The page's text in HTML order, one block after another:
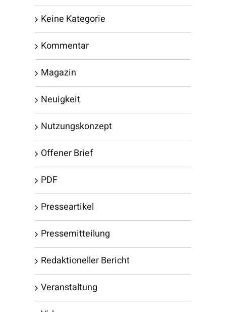
Keine Kategorie
Kommentar
Magazin
Neuigkeit
Nutzungskonzept
Offener Brief
PDF
Presseartikel
Pressemitteilung
Redaktioneller Bericht
Veranstaltung